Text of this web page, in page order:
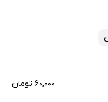
۶۰,۰۰۰ تومان